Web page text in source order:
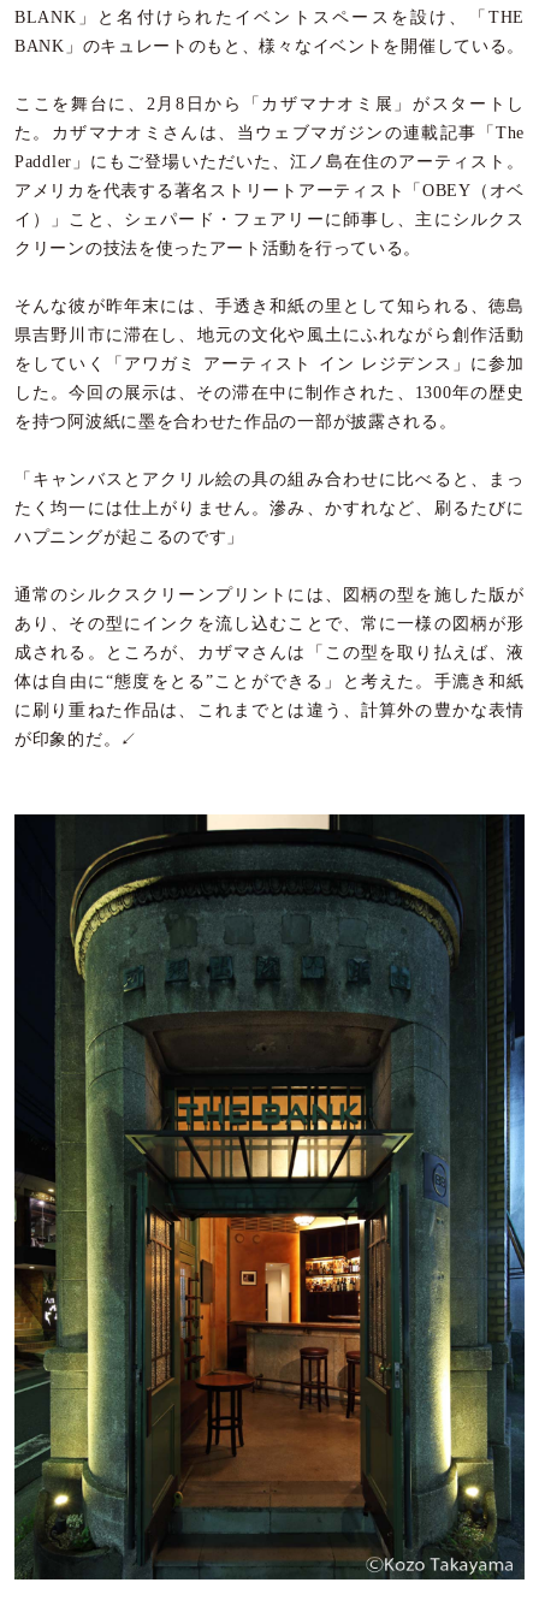
BLANK」と名付けられたイベントスペースを設け、「THE
BANK」のキュレートのもと、様々なイベントを開催している。
ここを舞台に、2月8日から「カザマナオミ展」がスタートし
た。カザマナオミさんは、当ウェブマガジンの連載記事
「The
Paddler」 にもご登場いただいた、江ノ島在住のアーティスト。
アメリカを代表する著名ストリートアーティスト「OBEY（オベ
イ）」こと、シェパード・フェアリーに師事し、主にシルクス
クリーンの技法を使ったアート活動を行っている。
そんな彼が昨年末には、手透き和紙の里として知られる、徳島
県吉野川市に滞在し、地元の文化や風土にふれながら創作活動
をしていく「アワガミ アーティスト イン レジデンス」に参加
した。今回の展示は、その滞在中に制作された、1300年の歴史
を持つ阿波紙に墨を合わせた作品の一部が披露される。
「キャンバスとアクリル絵の具の組み合わせに比べると、まっ
たく均一には仕上がりません。滲み、かすれなど、刷るたびに
ハプニングが起こるのです」
通常のシルクスクリーンプリントには、図柄の型を施した版が
あり、その型にインクを流し込むことで、常に一様の図柄が形
成される。ところが、カザマさんは「この型を取り払えば、液
体は自由に“態度をとる”ことができる」と考えた。手漉き和紙
に刷り重ねた作品は、これまでとは違う、計算外の豊かな表情
が印象的だ。↙︎